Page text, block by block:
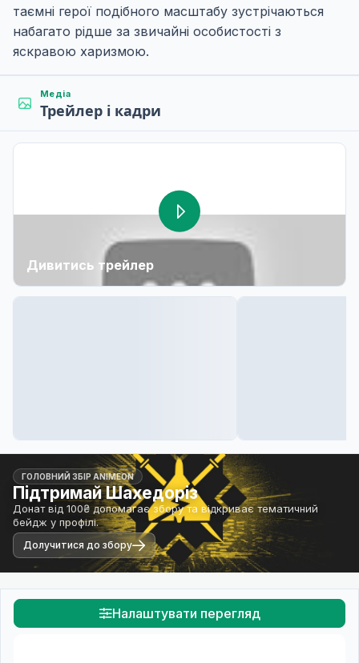
таємні герої подібного масштабу зустрічаються
набагато рідше за звичайні особистості з
яскравою харизмою.
Медіа
Трейлер і кадри
Дивитись трейлер
ГОЛОВНИЙ ЗБІР ANIMEON
Підтримай Шахедоріз
Донат від 100₴ допомагає збору та відкриває тематичний
бейдж у профілі.
Долучитися до збору
Налаштувати перегляд